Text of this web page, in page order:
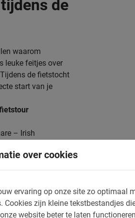
over cookies
ervaring op onze site zo optimaal
Cookies zijn kleine tekstbestandjes
website beter te laten
de
waarom
leuke feitjes over
de fietstocht
start van je
– Irish
& Famine Ship